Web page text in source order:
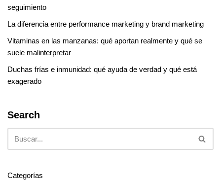
seguimiento
La diferencia entre performance marketing y brand marketing
Vitaminas en las manzanas: qué aportan realmente y qué se
suele malinterpretar
Duchas frías e inmunidad: qué ayuda de verdad y qué está
exagerado
Search
Categorías